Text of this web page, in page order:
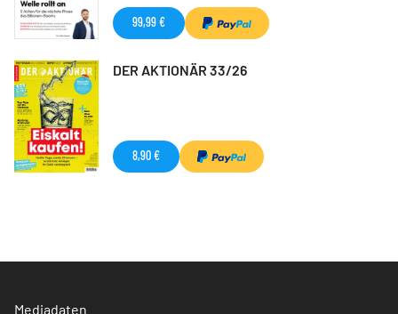
99,99 €
DER AKTIONÄR 33/26
8,90 €
Mediadaten